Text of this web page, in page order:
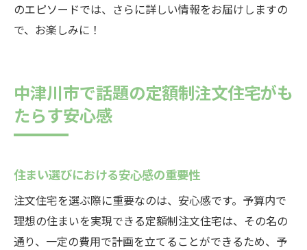
のエピソードでは、さらに詳しい情報をお届けしますの
で、お楽しみに！
中津川市で話題の定額制注文住宅がも
たらす安心感
住まい選びにおける安心感の重要性
注文住宅を選ぶ際に重要なのは、安心感です。予算内で
理想の住まいを実現できる定額制注文住宅は、その名の
通り、一定の費用で計画を立てることができるため、予